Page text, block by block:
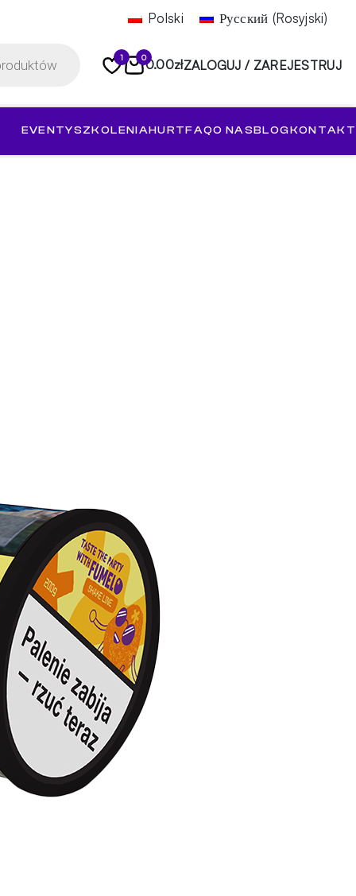
Polski Русский (Rosyjski)
1 00.00złZALOGUJ / ZAREJESTRUJ
EVENTYSZKOLENIAHURTFAQO NASBLOGKONTAKT